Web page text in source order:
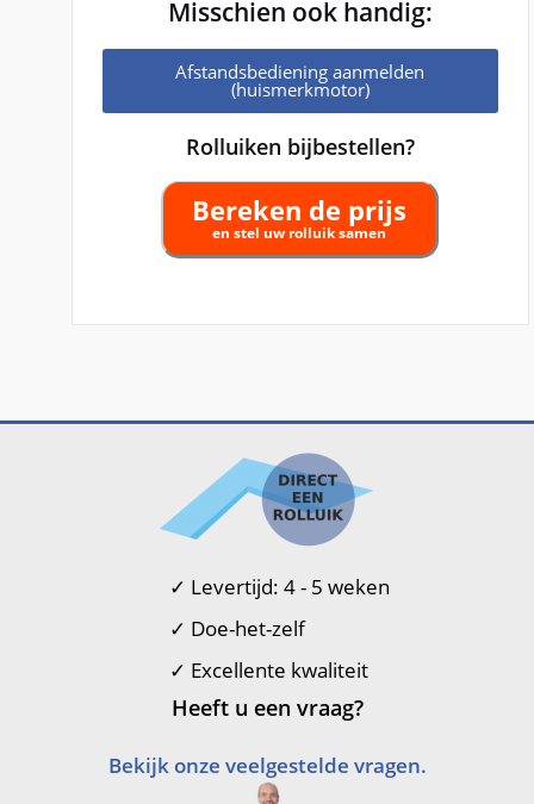
Misschien ook handig:
Afstandsbediening aanmelden
(huismerkmotor)
Rolluiken bijbestellen?
Bereken de prijs
en stel uw rolluik samen
✓ Levertijd: 4 - 5 weken
✓ Doe-het-zelf
✓ Excellente kwaliteit
Heeft u een vraag?
Bekijk onze veelgestelde vragen.